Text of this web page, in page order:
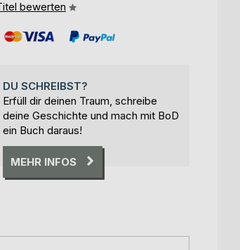
bewerten
DU SCHREIBST?
Erfüll dir deinen Traum, schreibe
deine Geschichte und mach mit BoD
ein Buch daraus!
MEHR INFOS